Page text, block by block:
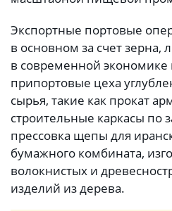
Экспортные портовые
в основном за счет зерна,
в современной экономике
припортовые цеха
сырья, такие как прокат
строительные каркасы по
прессовка щепы для
бумажного комбината,
волокнистых и
изделий из дерева.